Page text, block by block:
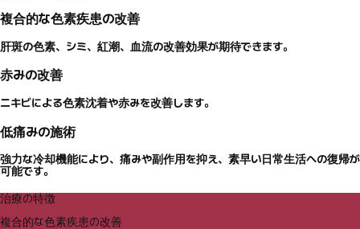
複合的な色素疾患の改善
肝斑の色素、シミ、紅潮、血流の改善効果が期待できます。
赤みの改善
ニキビによる色素沈着や赤みを改善します。
低痛みの施術
強力な冷却機能により、痛みや副作用を抑え、素早い日常生活への復帰が
可能です。
治療の特徴
複合的な色素疾患の改善